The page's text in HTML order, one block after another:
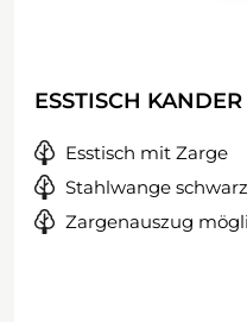
ESSTISCH
Esstisch mit Zarge
Stahlwange
Zargenauszug